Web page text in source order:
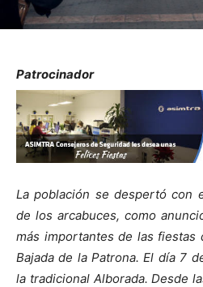
Patrocinador
La población se despertó con
de los arcabuces, como
más importantes de las fiestas
Bajada de la Patrona. El día 7
la tradicional Alborada. Desde